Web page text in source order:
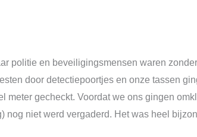
politie en beveiligingsmensen waren
door detectiepoortjes en onze tassen
meter gecheckt. Voordat we ons gingen
nog niet werd vergaderd. Het was heel